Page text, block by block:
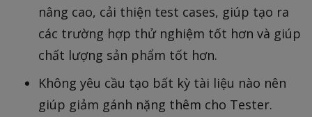
nâng cao, cải thiện test cases, giúp tạo ra
các trường hợp thử nghiệm tốt hơn và giúp
chất lượng sản phẩm tốt hơn.
Không yêu cầu tạo bất kỳ tài liệu nào nên
giúp giảm gánh nặng thêm cho Tester.